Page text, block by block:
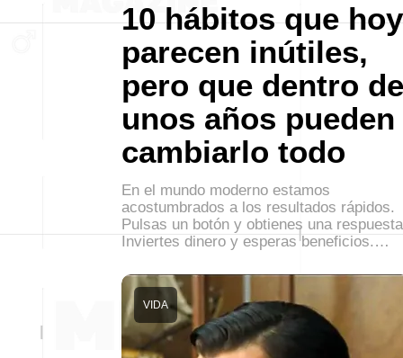
10 hábitos que hoy
parecen inútiles,
pero que dentro de
unos años pueden
cambiarlo todo
En el mundo moderno estamos
acostumbrados a los resultados rápidos.
Pulsas un botón y obtienes una
Inviertes dinero y esperas beneficios.…
VIDA